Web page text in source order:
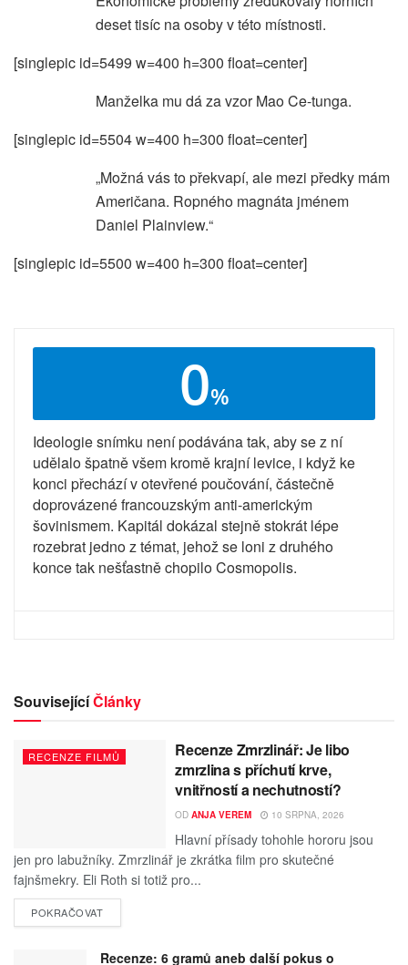
deset tisíc na osoby v této místnosti.
[singlepic id=5499 w=400 h=300 float=center]
Manželka mu dá za vzor Mao Ce-tunga.
[singlepic id=5504 w=400 h=300 float=center]
„Možná vás to překvapí, ale mezi předky mám
Američana. Ropného magnáta jménem
Daniel Plainview.“
[singlepic id=5500 w=400 h=300 float=center]
0%
Ideologie snímku není podávána tak, aby se z ní
udělalo špatně všem kromě krajní levice, i když ke
konci přechází v otevřené poučování, částečně
doprovázené francouzským anti-americkým
šovinismem. Kapitál dokázal stejně stokrát lépe
rozebrat jedno z témat, jehož se loni z druhého
konce tak nešťastně chopilo Cosmopolis.
SouvisejícíČlánky
RECENZE FILMŮ
Recenze Zmrzlinář: Je libo
zmrzlina s příchutí krve,
vnitřností a nechutností?
OD ANJA VEREM 10 SRPNA, 2026
Hlavní přísady tohohle hororu jsou
jen pro labužníky. Zmrzlinář je zkrátka film pro skutečné
fajnšmekry. Eli Roth si totiž pro...
POKRAČOVAT
Recenze: 6 gramů aneb další pokus o